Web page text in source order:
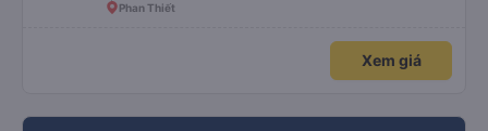
Phan Thiết
Xem giá